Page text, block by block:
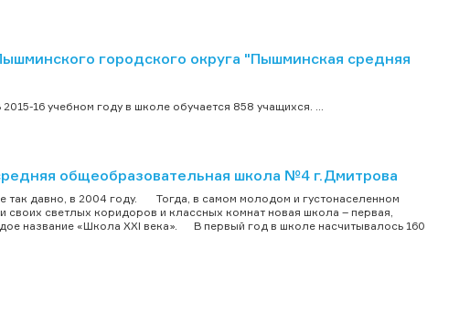
городского округа "Пышминская средняя
16 учебном году в школе обучается 858 учащихся. ...
общеобразовательная школа №4 г.Дмитрова
давно, в 2004 году. Тогда, в самом молодом и густонаселенном
светлых коридоров и классных комнат новая школа – первая,
название «Школа XXI века». В первый год в школе насчитывалось 160